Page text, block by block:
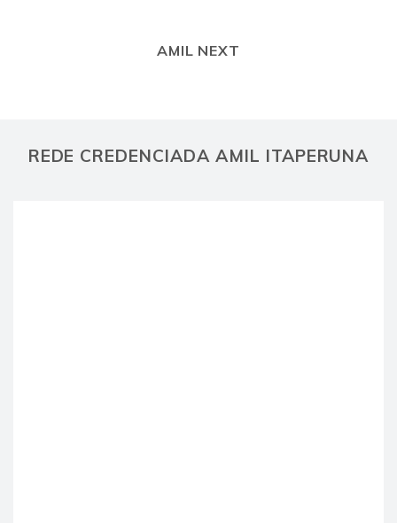
AMIL NEXT
REDE CREDENCIADA AMIL ITAPERUNA